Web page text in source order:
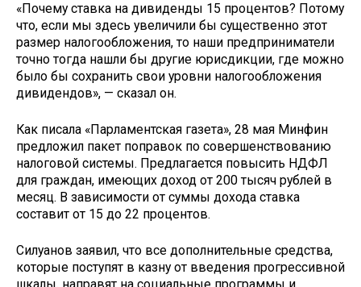
«Почему ставка на дивиденды 15 процентов? Потому
что, если мы здесь увеличили бы существенно этот
размер налогообложения, то наши предприниматели
точно тогда нашли бы другие юрисдикции, где можно
было бы сохранить свои уровни налогообложения
дивидендов», — сказал он.
Как писала «Парламентская газета», 28 мая Минфин
предложил пакет поправок по совершенствованию
налоговой системы. Предлагается повысить НДФЛ
для граждан, имеющих доход от 200 тысяч рублей в
месяц. В зависимости от суммы дохода ставка
составит от 15 до 22 процентов.
Силуанов заявил, что все дополнительные средства,
которые поступят в казну от введения прогрессивной